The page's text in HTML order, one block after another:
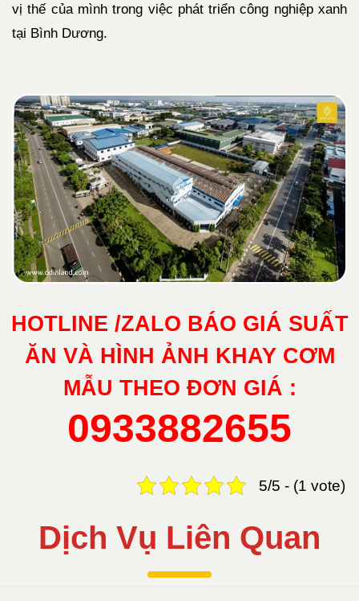
vị thế của mình trong việc phát triển công nghiệp xanh
tại Bình Dương.
HOTLINE /ZALO BÁO GIÁ SUẤT
ĂN VÀ HÌNH ẢNH KHAY CƠM
MẪU THEO ĐƠN GIÁ :
0933882655
5/5 - (1 vote)
Dịch Vụ Liên Quan